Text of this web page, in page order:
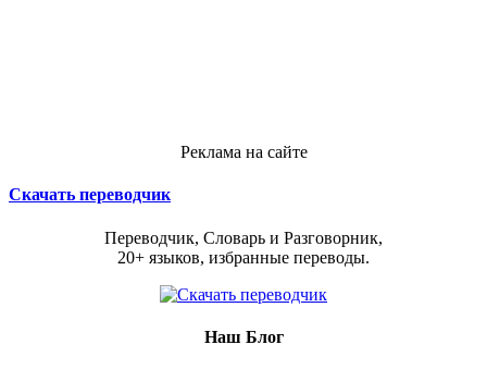
Реклама на сайте
Скачать переводчик
Переводчик, Словарь и Разговорник,
20+ языков, избранные переводы.
Наш Блог